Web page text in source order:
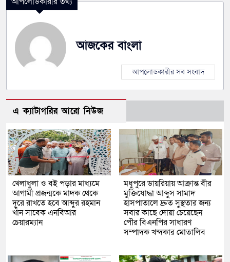
আজকের বাংলা
আপলোডকারীর সব সংবাদ
এ ক্যাটাগরির আরো নিউজ
খেলাধুলা ও বই পড়ার মাধ্যমে
আগামী প্রজন্মকে মাদক থেকে
দূরে রাখতে হবে আব্দুর রহমান
খাঁন সাবেক এনবিআর
চেয়ারম্যান
মধুপুরে ডায়রিয়ায় আক্রান্ত বীর
মুক্তিযোদ্ধা আব্দুস সামাদ
হাসপাতালে দ্রুত সুস্থতার জন্য
সবার কাছে দোয়া চেয়েছেন
পৌর বিএনপির সাধারণ
সম্পাদক খন্দকার মোতালিব